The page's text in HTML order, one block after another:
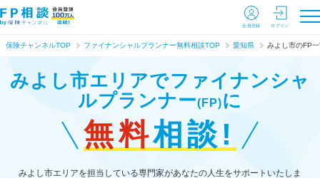
会員登録 ログイン
保険チャンネルTOP ファイナンシャルプランナー無料相談TOP 愛知県 みよし市のFP
みよし市エリアでファイナンシャ
ルプランナー(FP)に
無料相談!
みよし市エリアを担当している専門家があなたの人生をサポートいたしま